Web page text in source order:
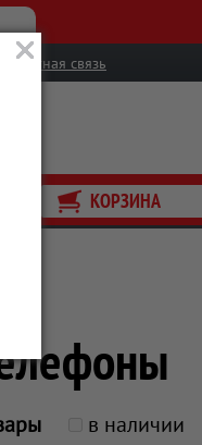
Обратная связь
КОРЗИНА
в наличии